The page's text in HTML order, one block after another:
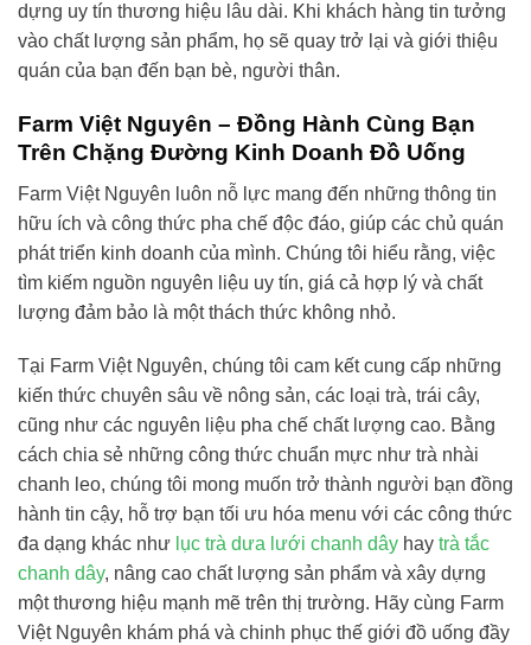
dựng uy tín thương hiệu lâu dài. Khi khách hàng tin tưởng
vào chất lượng sản phẩm, họ sẽ quay trở lại và giới thiệu
quán của bạn đến bạn bè, người thân.
Farm Việt Nguyên – Đồng Hành Cùng Bạn
Trên Chặng Đường Kinh Doanh Đồ Uống
Farm Việt Nguyên luôn nỗ lực mang đến những thông tin
hữu ích và công thức pha chế độc đáo, giúp các chủ quán
phát triển kinh doanh của mình. Chúng tôi hiểu rằng, việc
tìm kiếm nguồn nguyên liệu uy tín, giá cả hợp lý và chất
lượng đảm bảo là một thách thức không nhỏ.
Tại Farm Việt Nguyên, chúng tôi cam kết cung cấp những
kiến thức chuyên sâu về nông sản, các loại trà, trái cây,
cũng như các nguyên liệu pha chế chất lượng cao. Bằng
cách chia sẻ những công thức chuẩn mực như trà nhài
chanh leo, chúng tôi mong muốn trở thành người bạn đồng
hành tin cậy, hỗ trợ bạn tối ưu hóa menu với các công thức
đa dạng khác như lục trà dưa lưới chanh dây hay trà tắc
chanh dây, nâng cao chất lượng sản phẩm và xây dựng
một thương hiệu mạnh mẽ trên thị trường. Hãy cùng Farm
Việt Nguyên khám phá và chinh phục thế giới đồ uống đầy